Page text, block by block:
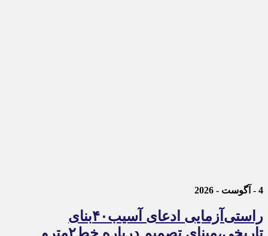
4 - آگوست - 2026
راستی‌آزمایی ادعای آسیب۴۰بنای